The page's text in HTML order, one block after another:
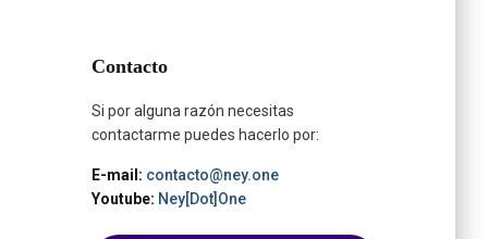
rContacto
Si por alguna razón necesitas
contactarme puedes hacerlo por:
E-mail: contacto@ney.one
Youtube: Ney[Dot]One